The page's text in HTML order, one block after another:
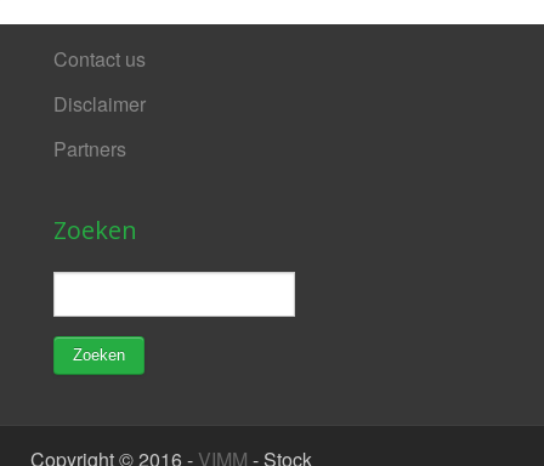
Contact us
Disclaimer
Partners
Zoeken
Copyright © 2016 - VIMM - Stock